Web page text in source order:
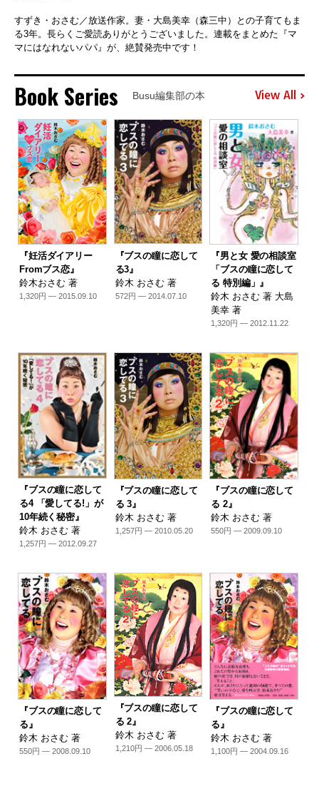
すずき・おさむ／放送作家。妻・大島美幸（森三中）との子育てもま
る3年。長らくご愛読ありがとうございました。連載をまとめた『マ
マにはなれないパパ』が、絶賛発売中です！
Book Series Busu編集部の本 View All
『妊活ダイアリー
Fromブス恋』
鈴木おさむ 著
1,320円 — 2015.09.10
『ブスの瞳に恋して
る3』
鈴木 おさむ 著
572円 — 2014.07.10
『男と女 愛の相談室
「ブスの瞳に恋して
る 特別編」』
鈴木 おさむ 著 大島
美幸 著
1,320円 — 2012.11.22
『ブスの瞳に恋して
る4 「愛してる!」が
10年続く秘密』
鈴木 おさむ 著
1,257円 — 2012.09.27
『ブスの瞳に恋して
る 3』
鈴木 おさむ 著
1,257円 — 2010.05.20
『ブスの瞳に恋して
る 2』
鈴木 おさむ 著
550円 — 2009.09.10
『ブスの瞳に恋して
る』
鈴木 おさむ 著
550円 — 2008.09.10
『ブスの瞳に恋して
る 2』
鈴木 おさむ 著
1,210円 — 2006.05.18
『ブスの瞳に恋して
る』
鈴木 おさむ 著
1,100円 — 2004.09.16